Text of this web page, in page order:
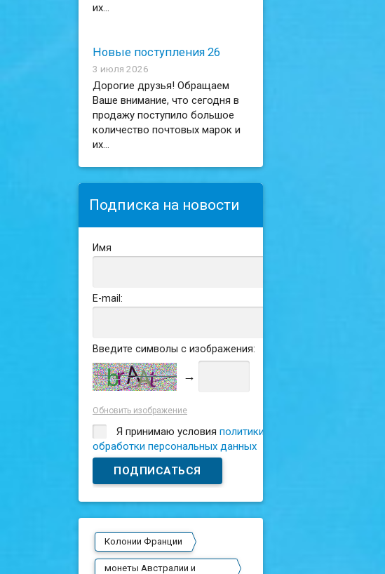
их...
Новые поступления 26
3 июля 2026
Дорогие друзья! Обращаем
Ваше внимание, что сегодня в
продажу поступило большое
количество почтовых марок и
их...
Подписка на новости
Имя
E-mail:
Введите символы с изображения:
→
Обновить изображение
Я принимаю условияполитики
обработки персональных данных
Колонии Франции
монеты Австралии и